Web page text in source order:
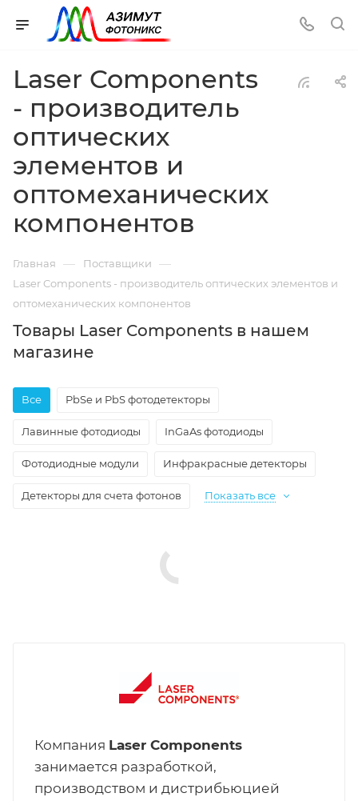
Laser Components
- производитель
оптических
элементов и
оптомеханических
компонентов
Главная — Поставщики —
Laser Components - производитель оптических элементов и
оптомеханических компонентов
Товары Laser Components в нашем
магазине
Все PbSe и PbS фотодетекторы
Лавинные фотодиоды InGaAs фотодиоды
Фотодиодные модули Инфракрасные детекторы
Детекторы для счета фотонов Показать все
Компания Laser Components
занимается разработкой,
производством и дистрибьюцией